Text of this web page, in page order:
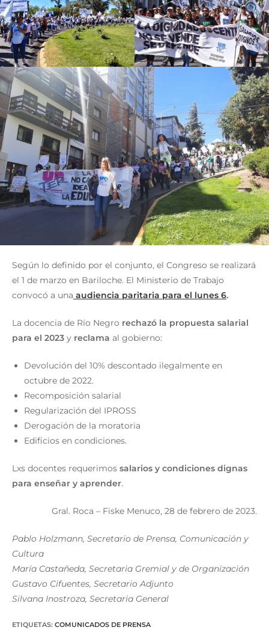
Según lo definido por el conjunto, el Congreso se realizará
el 1 de marzo en Bariloche. El Ministerio de Trabajo
convocó a una audiencia paritaria para el lunes 6.
La docencia de Río Negro rechazó la propuesta salarial
para el 2023 y reclama al gobierno:
Devolución del 10% descontado ilegalmente en
octubre de 2022.
Recomposición salarial
Regularización del IPROSS
Derogación de la moratoria
Edificios en condiciones.
Lxs docentes requerimos salarios y condiciones dignas
para enseñar y aprender.
Gral. Roca – Fiske Menuco, 28 de febrero de 2023.
Pablo Holzmann, Secretario de Prensa, Comunicación y
Cultura
María Castañeda, Secretaria Gremial y de Organización
Gustavo Cifuentes, Secretario Adjunto
Silvana Inostroza, Secretaria General
ETIQUETAS: COMUNICADOS DE PRENSA